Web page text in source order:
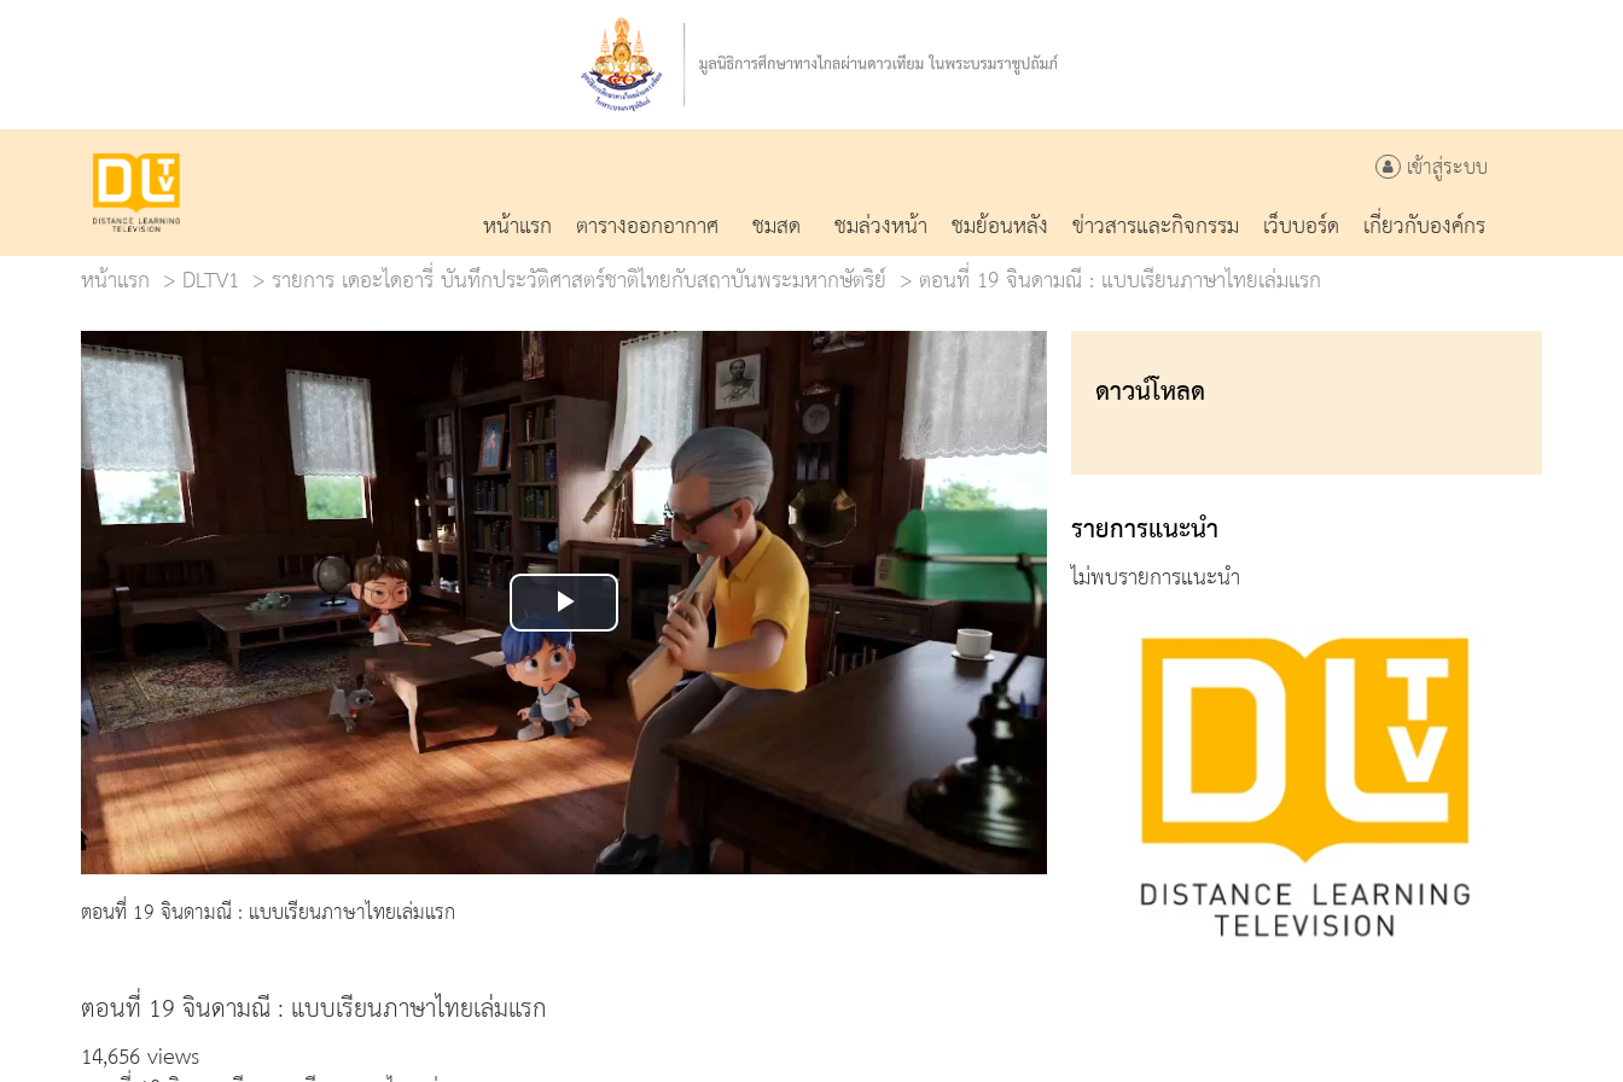
เข้าสู่ระบบ
หน้าแรก ตารางออกอากาศ ชมสด ชมล่วงหน้า ชมย้อนหลัง ข่าวสารและกิจกรรม เว็บบอร์ด
เกี่ยวกับองค์กร
หน้าแรก
DLTV1 รายการ เดอะไดอารี่ บันทึกประวัติศาสตร์ชาติไทยกับสถาบันพระมหากษัตริย์ ตอนที่ 19 จินดามณี : แบบเรียนภาษาไทยเล่มแรก
Play
Video
ตอนที่ 19 จินดามณี : แบบเรียนภาษาไทยเล่มแรก
ตอนที่ 19 จินดามณี : แบบเรียนภาษาไทยเล่มแรก
14,656 views
ดาวน์โหลด
รายการแนะนำ
ไม่พบรายการแนะนำ